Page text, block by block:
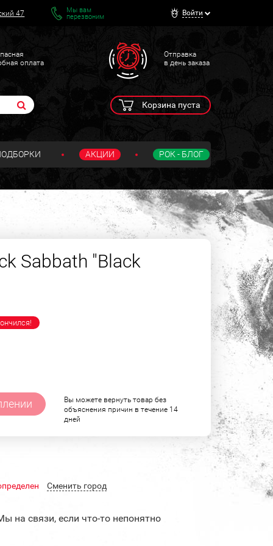
47
Мы вам
перезвоним
Войти
оплата
Отправка
в день заказа
Корзина пуста
АКЦИИ РОК - БЛОГ
Sabbath "Black
Вы можете вернуть товар без
объяснения причин в течение 14
дней
Cменить город
на связи, если что-то непонятно